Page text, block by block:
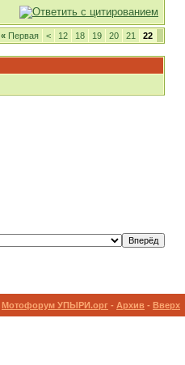
« Первая < 12 18 19 20 21 22
Мотофорум УПЫРИ.орг - Архив - Вверх